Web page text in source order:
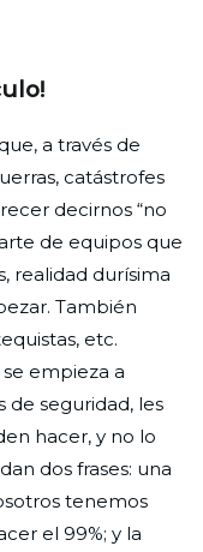
a través de
catástrofes
decirnos “no
de equipos que
realidad durísima
También
etc.
empieza a
de seguridad, les
hacer, y no lo
dos frases: una
tenemos
el 99%; y la